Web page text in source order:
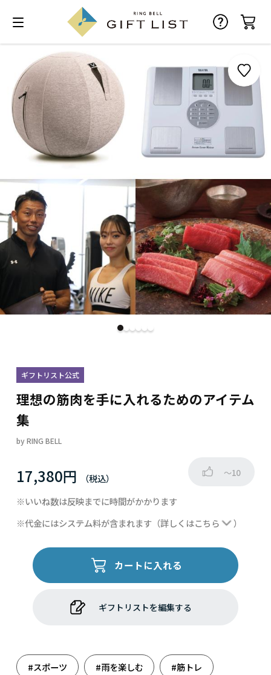
ギフトリスト公式
理想の筋肉を手に入れるためのアイテム
集
byRING BELL
17,380円 ～10
※いいね数は反映までに時間がかかります
※代金にはシステム料が含まれます（詳しくはこちら ）
カートに入れる
ギフトリストを編集する
#スポーツ #雨を楽しむ #筋トレ